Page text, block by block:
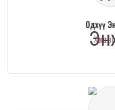
Одхүү
Хөнгөн